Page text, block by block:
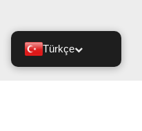
Türkçe